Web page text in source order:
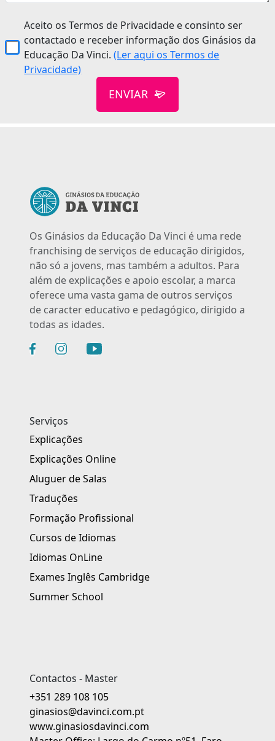
Aceito os Termos de Privacidade e consinto ser
contactado e receber informação dos Ginásios da
Educação Da Vinci.(Ler aqui os Termos de
Privacidade)
ENVIAR
Os Ginásios da Educação Da Vinci é uma rede
franchising de serviços de educação dirigidos,
não só a jovens, mas também a adultos. Para
além de explicações e apoio escolar, a marca
oferece uma vasta gama de outros serviços
de caracter educativo e pedagógico, dirigido a
todas as idades.
Serviços
Explicações
Explicações Online
Aluguer de Salas
Traduções
Formação Profissional
Cursos de Idiomas
Idiomas OnLine
Exames Inglês Cambridge
Summer School
Contactos - Master
+351 289 108 105
ginasios@davinci.com.pt
www.ginasiosdavinci.com